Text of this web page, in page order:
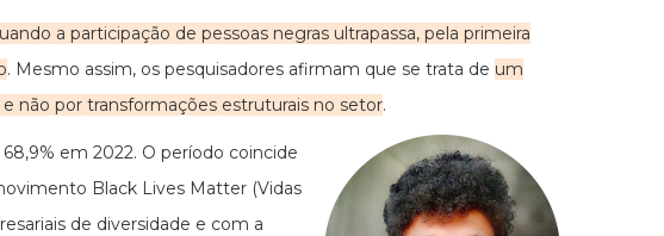
a participação de pessoas negras ultrapassa, pela primeira
. Mesmo assim, os pesquisadores afirmam que se trata de um
não por transformações estruturais no setor.
em 2022. O período coincide
Black Lives Matter (Vidas
de diversidade e com a